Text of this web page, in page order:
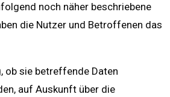
noch näher beschriebene
die Nutzer und Betroffenen das
ob sie betreffende Daten
auf Auskunft über die